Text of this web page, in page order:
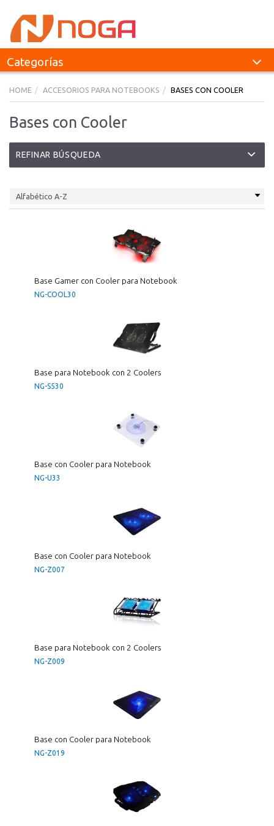
Categorías
HOME ACCESORIOS PARA NOTEBOOKS BASES CON COOLER
Bases con Cooler
REFINAR BÚSQUEDA
Base Gamer con Cooler para Notebook
NG-COOL30
Base para Notebook con 2 Coolers
NG-S530
Base con Cooler para Notebook
NG-U33
Base con Cooler para Notebook
NG-Z007
Base para Notebook con 2 Coolers
NG-Z009
Base con Cooler para Notebook
NG-Z019